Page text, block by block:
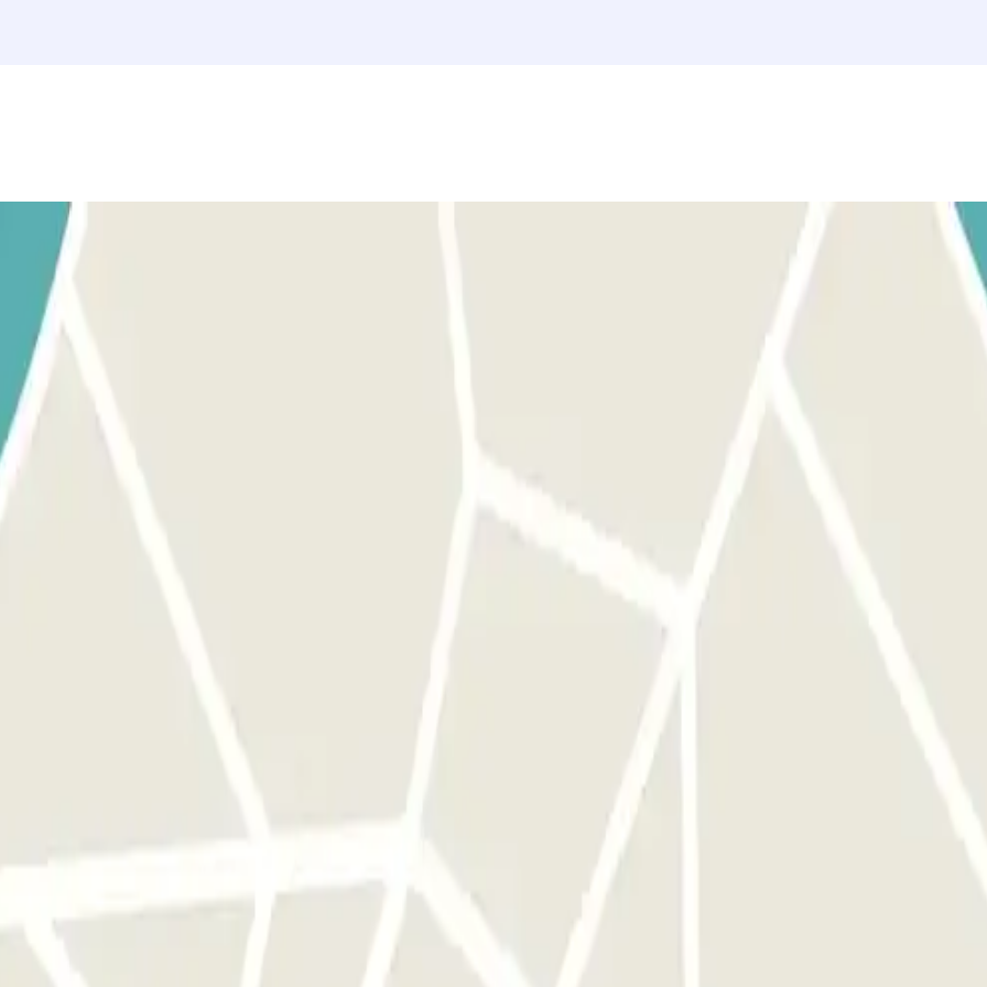
o il link presente sulla tua prenotazione. Assicurati di essere di fronte all'ingresso corretto prima di attivare il pulsante.
o dal link presente sulla tua prenotazione potrai accedere a un altro pulsante per aprire l'uscita e le porte riservate ai pedoni. Il
avrai 15 minuti di cortesia per uscire dal parcheggio.
dovrai pagare l'importo corrispondente attraverso l'applicazione o il link presente sulla tua prenotazione. Ricorda di farlo prima di
sola volta